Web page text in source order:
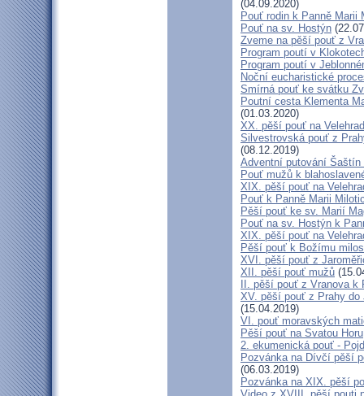
(04.09.2020)
Pouť rodin k Panně Marii
Pouť na sv. Hostýn
Zveme na pěší pouť z
Program poutí v
Program poutí v
Noční eucharistické
Smírná pouť ke svátku
Poutní cesta Klementa
(01.03.2020)
XX. pěší pouť na
Silvestrovská pouť z
(08.12.2019)
Adventní putování Šaštín
Pouť mužů k
XIX. pěší pouť na
Pouť k Panně Marii
Pěší pouť ke sv. Marií
Pouť na sv. Hostýn k
XIX. pěší pouť na
Pěší pouť k Božímu
XVI. pěší pouť z
XII. pěší pouť mužů
II. pěší pouť z Vranova k
XV. pěší pouť z Prahy
(15.04.2019)
VI. pouť moravských
Pěší pouť na Svatou Horu
2. ekumenická pouť -
Pozvánka na Dívčí pěší
(06.03.2019)
Pozvánka na XIX. pěší